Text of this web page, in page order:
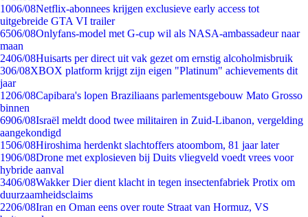
1006/08Netflix-abonnees krijgen exclusieve early access tot
uitgebreide GTA VI trailer
6506/08Onlyfans-model met G-cup wil als NASA-ambassadeur naar
maan
2406/08Huisarts per direct uit vak gezet om ernstig alcoholmisbruik
306/08XBOX platform krijgt zijn eigen "Platinum" achievements dit
jaar
1206/08Capibara's lopen Braziliaans parlementsgebouw Mato Grosso
binnen
6906/08Israël meldt dood twee militairen in Zuid-Libanon, vergelding
aangekondigd
1506/08Hiroshima herdenkt slachtoffers atoombom, 81 jaar later
1906/08Drone met explosieven bij Duits vliegveld voedt vrees voor
hybride aanval
3406/08Wakker Dier dient klacht in tegen insectenfabriek Protix om
duurzaamheidsclaims
2206/08Iran en Oman eens over route Straat van Hormuz, VS